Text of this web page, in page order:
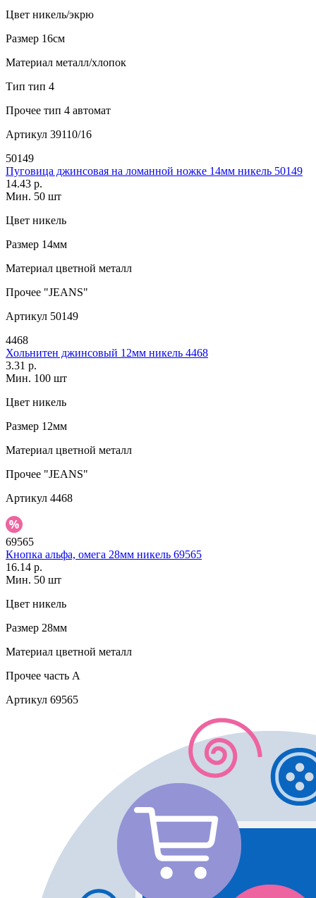
Цвет никель/экрю
Размер 16см
Материал металл/хлопок
Тип тип 4
Прочее тип 4 автомат
Артикул 39110/16
50149
Пуговица джинсовая на ломанной ножке 14мм никель 50149
14.43 р.
Мин. 50 шт
Цвет никель
Размер 14мм
Материал цветной металл
Прочее "JEANS"
Артикул 50149
4468
Хольнитен джинсовый 12мм никель 4468
3.31 р.
Мин. 100 шт
Цвет никель
Размер 12мм
Материал цветной металл
Прочее "JEANS"
Артикул 4468
69565
Кнопка альфа, омега 28мм никель 69565
16.14 р.
Мин. 50 шт
Цвет никель
Размер 28мм
Материал цветной металл
Прочее часть A
Артикул 69565